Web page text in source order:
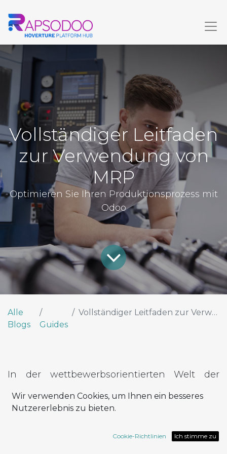
Vollständiger Leitfaden
zur Verwendung von
MRP
Optimieren Sie Ihren Produktionsprozess mit
Odoo
Alle
Blogs
Guides
Vollständiger Leitfaden zur Verwendung von MRP
In der wettbewerbsorientierten Welt der
entscheidend für den Unternehmenserfolg.
Unternehmensmanagementsystem (ERP),
können Sie die Effizienz aller Phasen des
Wir verwenden Cookies, um Ihnen ein besseres
Nutzererlebnis zu bieten.
Cookie-Richtlinien Ich stimme zu